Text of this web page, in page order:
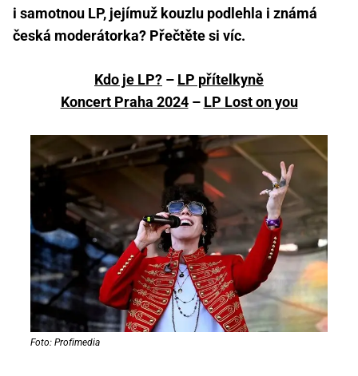
i samotnou LP, jejímuž kouzlu podlehla i známá
česká moderátorka? Přečtěte si víc.
Kdo je LP? – LP přítelkyně
Koncert Praha 2024– LP Lost on you
Foto: Profimedia